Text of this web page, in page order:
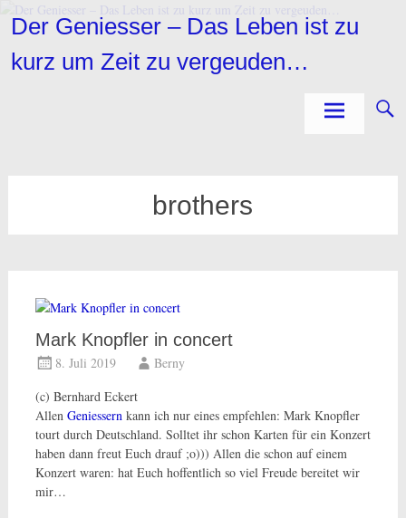
Zum
InhaltDer Geniesser – Das Leben ist zu
kurz um Zeit zu vergeuden…
brothers
Mark Knopfler in concert
8. Juli 2019
Berny
(c) Bernhard Eckert
Allen Geniessernkann ich nur eines empfehlen: Mark Knopfler
tourt durch Deutschland. Solltet ihr schon Karten für ein Konzert
haben dann freut Euch drauf ;o))) Allen die schon auf einem
Konzert waren: hat Euch hoffentlich so viel Freude bereitet wir
mir…